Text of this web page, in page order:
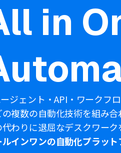
in
ジェント・API・ワークフ
複数の自動化技術を組み合
代わりに退屈なデスクワーク
ルインワンの自動化プラット